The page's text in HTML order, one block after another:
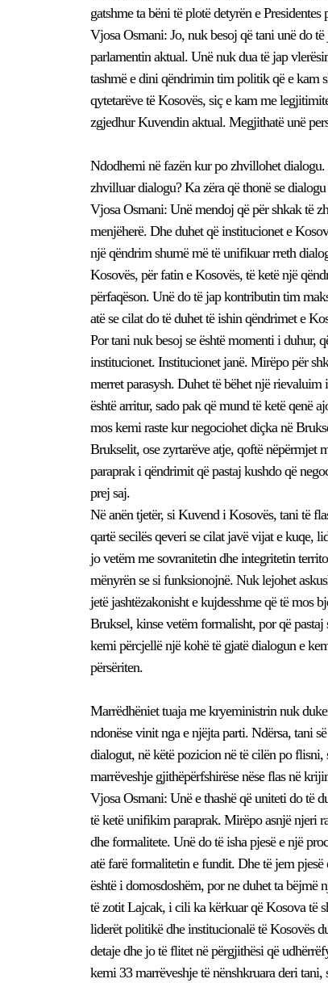
gatshme ta bëni të plotë detyrën e
Vjosa Osmani: Jo, nuk besoj që tani unë do
parlamentin aktual. Unë nuk dua të jap
tashmë e dini qëndrimin tim politik që e kam
qytetarëve të Kosovës, siç e kam me
zgjedhur Kuvendin aktual. Megjithatë unë
Ndodhemi në fazën kur po zhvillohet
zhvilluar dialogu? Ka zëra që thonë se
Vjosa Osmani: Unë mendoj që për shkak të
menjëherë. Dhe duhet që institucionet e
një qëndrim shumë më të unifikuar rreth
Kosovës, për fatin e Kosovës, të ketë një
përfaqëson. Unë do të jap kontributin tim
atë se cilat do të duhet të ishin qëndrimet e
Por tani nuk besoj se është momenti i duhur,
institucionet. Institucionet janë. Mirëpo për
merret parasysh. Duhet të bëhet një rievaluim
është arritur, sado pak që mund të ketë qenë
mos kemi raste kur negociohet diçka në
Brukselit, ose zyrtarëve atje, qoftë
paraprak i qëndrimit që pastaj kushdo që
prej saj.
Në anën tjetër, si Kuvend i Kosovës, tani të
qartë secilës qeveri se cilat javë vijat e kuqe,
jo vetëm me sovranitetin dhe integritetin
mënyrën se si funksionojnë. Nuk lejohet
jetë jashtëzakonisht e kujdesshme që të mos
Bruksel, kinse vetëm formalisht, por që
kemi përcjellë një kohë të gjatë dialogun e
përsëriten.
Marrëdhëniet tuaja me kryeministrin nuk
ndonëse vinit nga e njëjta parti. Ndërsa, tani
dialogut, në këtë pozicion në të cilën po flisni,
marrëveshje gjithëpërfshirëse nëse flas në
Vjosa Osmani: Unë e thashë që uniteti do të
të ketë unifikim paraprak. Mirëpo asnjë njeri
dhe formalitete. Unë do të isha pjesë e një
atë farë formalitetin e fundit. Dhe të jem
është i domosdoshëm, por ne duhet ta bëjmë
të zotit Lajcak, i cili ka kërkuar që Kosova të
liderët politikë dhe institucionalë të Kosovës
detaje dhe jo të flitet në përgjithësi që
kemi 33 marrëveshje të nënshkruara deri